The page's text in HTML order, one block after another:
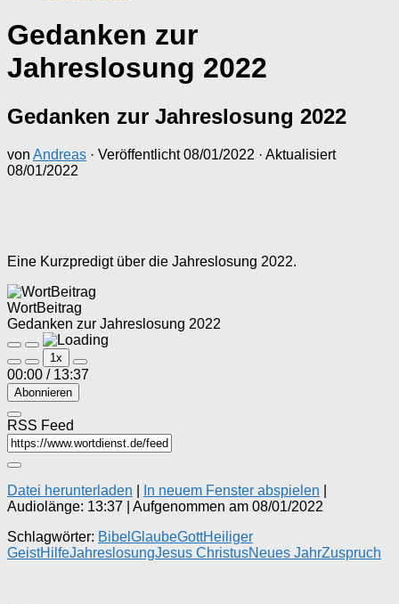
Gedanken zur
Jahreslosung 2022
Gedanken zur Jahreslosung 2022
von Andreas · Veröffentlicht08/01/2022 · Aktualisiert
08/01/2022
Eine Kurzpredigt über die Jahreslosung 2022.
WortBeitrag
Gedanken zur Jahreslosung 2022
Play
Episode
Pause
Episode
1x
00:00 / 13:37
Abonnieren
RSS Feed
Datei herunterladen In neuem Fenster abspielen
Audiolänge: 13:37
Aufgenommen am 08/01/2022
Schlagwörter: Bibel GlaubeGottHeiliger
GeistHilfeJahreslosungJesus ChristusNeues JahrZuspruch